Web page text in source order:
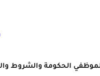
الحكومة والشروط